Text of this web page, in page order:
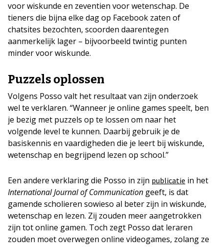
voor wiskunde en zeventien voor wetenschap. De
tieners die bijna elke dag op Facebook zaten of
chatsites bezochten, scoorden daarentegen
aanmerkelijk lager – bijvoorbeeld twintig punten
minder voor wiskunde.
Puzzels oplossen
Volgens Posso valt het resultaat van zijn onderzoek
wel te verklaren. “Wanneer je online games speelt, ben
je bezig met puzzels op te lossen om naar het
volgende level te kunnen. Daarbij gebruik je de
basiskennis en vaardigheden die je leert bij wiskunde,
wetenschap en begrijpend lezen op school.”
Een andere verklaring die Posso in zijn publicatie in het
International Journal of Communication geeft, is dat
gamende scholieren sowieso al beter zijn in wiskunde,
wetenschap en lezen. Zij zouden meer aangetrokken
zijn tot online gamen. Toch zegt Posso dat leraren
zouden moet overwegen online videogames, zolang ze